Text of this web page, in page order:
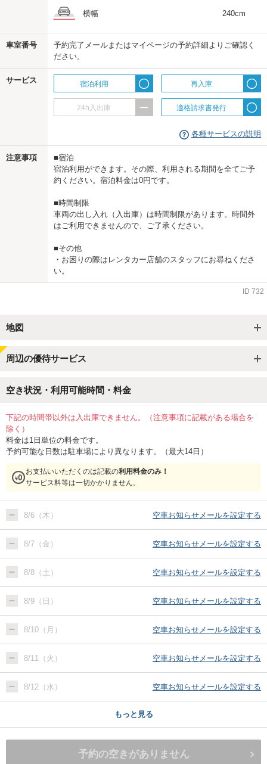
横幅 240cm
車室番号
予約完了メールまたはマイページの予約詳細よりご確認く
ださい。
サービス 宿泊利用 再入庫
24h入出庫 適格請求書発行
各種サービスの説明
注意事項
■宿泊
宿泊利用ができます。その際、利用される期間を全てご予
約ください。宿泊料金は0円です。
■時間制限
車両の出し入れ（入出庫）は時間制限があります。時間外
はご利用できませんので、ご了承ください。
■その他
・お困りの際はレンタカー店舗のスタッフにお尋ねくださ
い。
ID 732
地図
周辺の優待サービス
空き状況・利用可能時間・料金
下記の時間帯以外は入出庫できません。（注意事項に記載がある場合を
除く）
料金は1日単位の料金です。
予約可能な日数は駐車場により異なります。（最大14日）
お支払いいただくのは記載の利用料金のみ！
サービス料等は一切かかりません。
8/6（木） 空車お知らせメールを設定する
8/7（金） 空車お知らせメールを設定する
8/8（土） 空車お知らせメールを設定する
8/9（日） 空車お知らせメールを設定する
8/10（月） 空車お知らせメールを設定する
8/11（火） 空車お知らせメールを設定する
8/12（水） 空車お知らせメールを設定する
もっと見る
予約の空きがありません